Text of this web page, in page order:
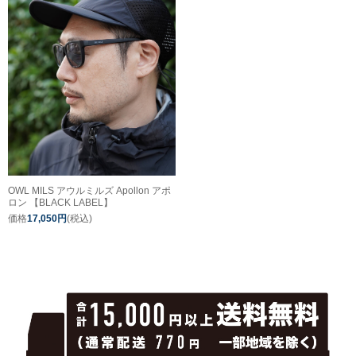
OWL MILS アウルミルズ Apollon アポ
ロン 【BLACK LABEL】
価格17,050円(税込)